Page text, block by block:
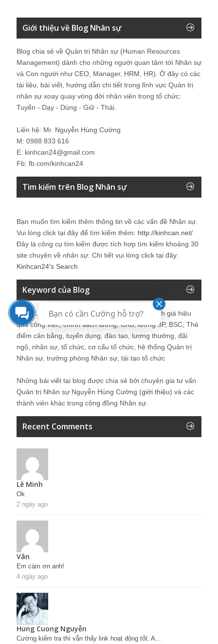
Giới thiệu về Blog Nhân sự
Blog chia sẻ về Quản trị Nhân sự (Human Resources
Management) dành cho những người quan tâm tới Nhân sự
và Con người như CEO, Manager, HRM, HR). Ở đây có các
tài liệu, bài viết, hướng dẫn chi tiết trong lĩnh vực Quản trị
nhân sự xoay quay vòng đời nhân viên trong tổ chức:
Tuyển - Dạy - Dùng - Giữ - Thải.
Liên hệ: Mr. Nguyễn Hùng Cường
M: 0988 833 616
E: kinhcan24@gmail.com
Fb: fb.com/kinhcan24
Tìm kiếm trên Blog Nhân sự
Bạn muốn tìm kiếm thêm thông tin về các vấn đề Nhân sự
Vui lòng click tại đây để tìm kiếm thêm: http://kinhcan.net/
Đây là công cụ tìm kiếm được tích hợp tìm kiếm khoảng 30
site chuyên về nhân sự. Chi tiết vui lòng click tại đây:
Kinhcan24′s Search
Keyword của Blog
Quản trị nhân sự, Human Resources, KPI, Đánh giá hiệu
quả công việc, chính sách lương, CnB, lương 3P, BSC, Thẻ
điểm cân bằng, tuyển dụng, đào tạo, lương thưởng, đãi
ngộ, nhân sự, tổ chức, cơ cấu tổ chức, hệ thống Quản trị
Nhân sự, trưởng phòng Nhân sự, tái tạo tổ chức
Những bài viết tại blog được chia sẻ bởi chuyên gia tư vấn
Quản trị Nhân sự Nguyễn Hùng Cường (giới thiệu) và các
thành viên khác trong cộng đồng Nhân sự.
Recent Comments
Lê Minh
Ok
2 ngày ago
Vân
Em cảm ơn anh!
4 ngày ago
Hung Cuong Nguyễn
Cường kiểm tra thì vẫn thấy link hoạt động tốt. A...
Bạn có cần Cường hỗ trợ?